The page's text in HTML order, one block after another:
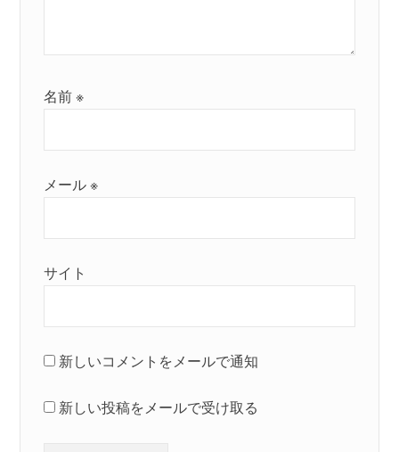
名前※
メール※
サイト
新しいコメントをメールで通知
新しい投稿をメールで受け取る